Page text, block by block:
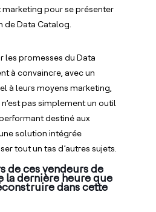
pour se présenter
Data Catalog.
les promesses du Data
à convaincre, avec un
à leurs moyens marketing,
pas simplement un outil
destiné aux
solution intégrée
tout un tas d’autres sujets.
de ces vendeurs de
la dernière heure que
dans cette